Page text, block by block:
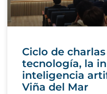
Ciclo de
tecnología, la
inteligencia
Viña del Mar